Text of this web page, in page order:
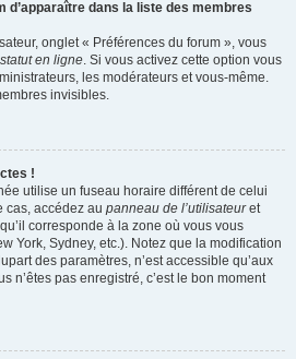
d’apparaître dans la liste des membres
onglet « Préférences du forum », vous
en ligne. Si vous activez cette option vous
les modérateurs et vous-même.
invisibles.
!
utilise un fuseau horaire différent de celui
cas, accédez au panneau de l’utilisateuret
corresponde à la zone où vous vous
York, Sydney, etc.). Notez que la modification
des paramètres, n’est accessible qu’aux
n’êtes pas enregistré, c’est le bon moment